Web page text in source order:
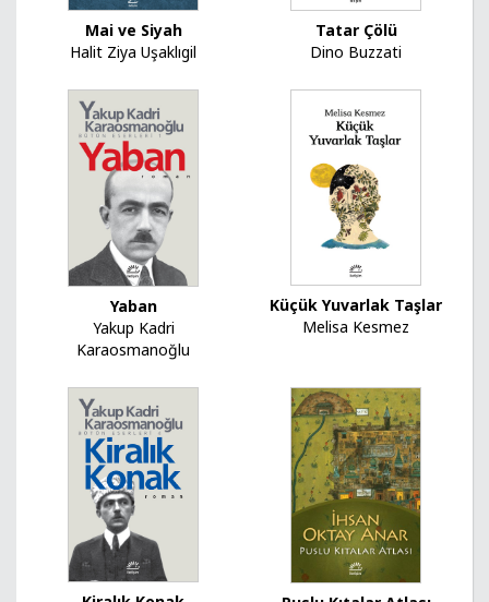
Mai ve Siyah
Halit Ziya Uşaklıgil
Tatar Çölü
Dino Buzzati
Yaban
Yakup Kadri
Karaosmanoğlu
Küçük Yuvarlak Taşlar
Melisa Kesmez